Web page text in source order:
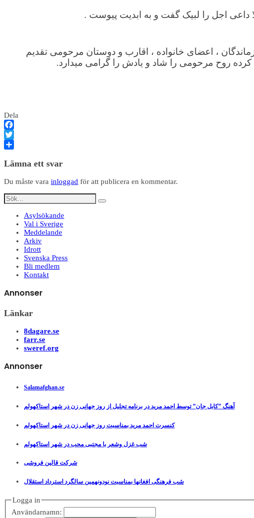
داعی اجل را لبیک گفت و به ابدیت پیوست .
، اعضای خانواده ، اقارب و دوستان مرحومی تقدیم
روح مرحومی را شاد و یادش را گرامی میدارد.
Dela
Facebook
Twitter
Lämna ett svar
Du måste vara inloggad för att publicera en kommentar.
Asylsökande
Val i Sverige
Meddelande
Arkiv
Idrott
Svenska Press
Bli medlem
Kontakt
Annonser
Länkar
8dagare.se
farr.se
sweref.org
Annonser
Salamafghan.se
آهنگ ”کابل جان” توسط احمد مرید در برنامه تجلیل از روز جهانی زن در شهر استاکهولم
کنسرت احمد مرید بمناسبت روز جهانی زن در شهر استاکهولم
شب غزل وشعر با مجتبی محب در شهر استاکهولم
شرکت قالین فروشی
شب فرهنگی افغانها بمناسبت نودونهمین سالگرد استرداد استقلال
Logga in
Användarnamn: